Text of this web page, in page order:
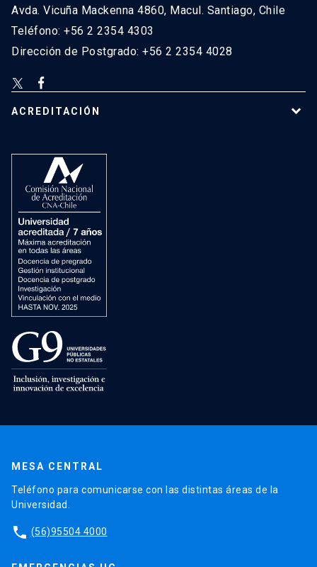
Avda. Vicuña Mackenna 4860, Macul. Santiago, Chile
Teléfono: +56 2 2354 4303
Dirección de Postgrado: +56 2 2354 4028
ACREDITACIÓN
MESA CENTRAL
Teléfono para comunicarse con las distintas áreas de la
Universidad.
phone (56)95504 4000